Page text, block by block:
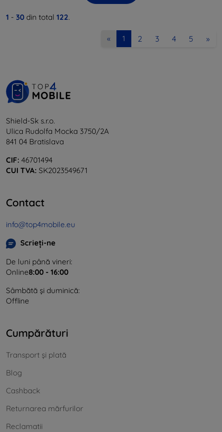
1 - 30 din total 122.
« 1 2 3 4 5 »
Shield-Sk s.r.o.
Ulica Rudolfa Mocka 3750/2A
841 04 Bratislava
CIF: 46701494
CUI TVA: SK2023549671
Contact
info@top4mobile.eu
Scrieți-ne
De luni până vineri:
Online8:00 - 16:00
Sâmbătă și duminică:
Offline
Cumpărături
Transport și plată
Blog
Cashback
Returnarea mărfurilor
Reclamatii